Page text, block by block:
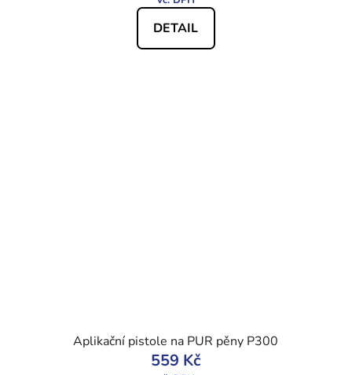
DETAIL
Aplikační pistole na PUR pěny P300
559 Kč